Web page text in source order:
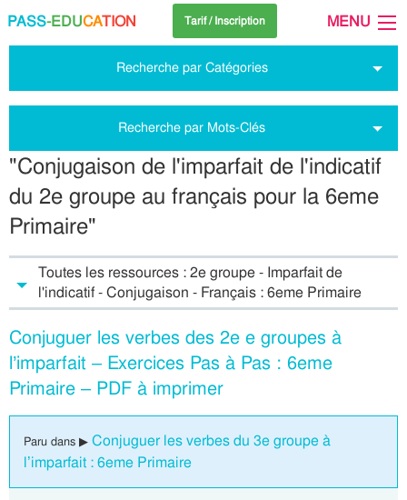
PASS-EDUCATION Tarif / Inscription MENU
Recherche par Catégories
Recherche par Mots-Clés
"Conjugaison de l'imparfait de l'indicatif
du 2e groupe au français pour la 6eme
Primaire"
Toutes les ressources : 2e groupe - Imparfait de
l'indicatif - Conjugaison - Français : 6eme Primaire
Conjuguer les verbes des 2e e groupes à
l’imparfait – Exercices Pas à Pas : 6eme
Primaire – PDF à imprimer
Paru dans ▶ Conjuguer les verbes du 3e groupe à
l’imparfait : 6eme Primaire